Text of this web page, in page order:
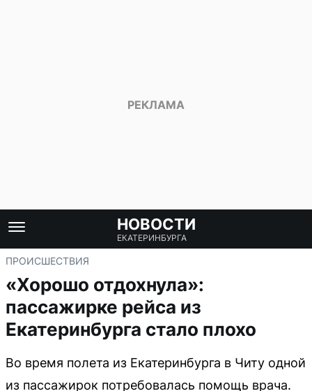
НОВОСТИ
ЕКАТЕРИНБУРГА
ПРОИСШЕСТВИЯ
«Хорошо отдохнула»:
пассажирке рейса из
Екатеринбурга стало плохо
Во время полета из Екатеринбурга в Читу одной
из пассажирок потребовалась помощь врача.